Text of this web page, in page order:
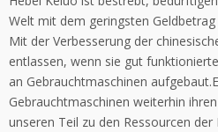
Welt mit dem geringsten
Mit der Verbesserung der
entlassen, wenn sie gut
an Gebrauchtmaschinen
Gebrauchtmaschinen weiterhin
unseren Teil zu den Ressourcen